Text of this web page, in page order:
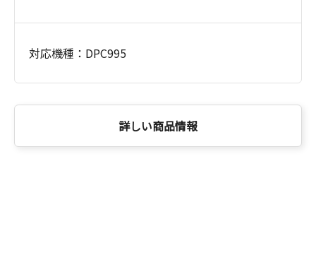
対応機種：DPC995
詳しい商品情報